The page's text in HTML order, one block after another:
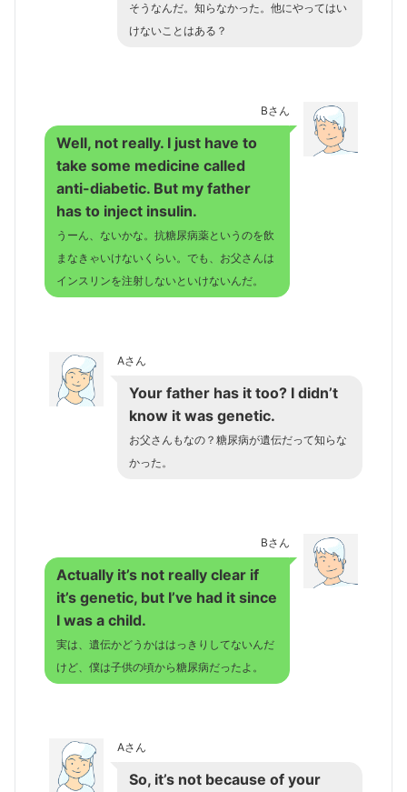
そうなんだ。知らなかった。他にやってはい
けないことはある？
Bさん
Well, not really. I just have to
take some medicine called
anti-diabetic. But my father
has to inject insulin.
うーん、ないかな。抗糖尿病薬というのを飲
まなきゃいけないくらい。でも、お父さんは
インスリンを注射しないといけないんだ。
Aさん
Your father has it too? I didn’t
know it was genetic.
お父さんもなの？糖尿病が遺伝だって知らな
かった。
Bさん
Actually it’s not really clear if
it’s genetic, but I’ve had it since
I was a child.
実は、遺伝かどうかははっきりしてないんだ
けど、僕は子供の頃から糖尿病だったよ。
Aさん
So, it’s not because of your